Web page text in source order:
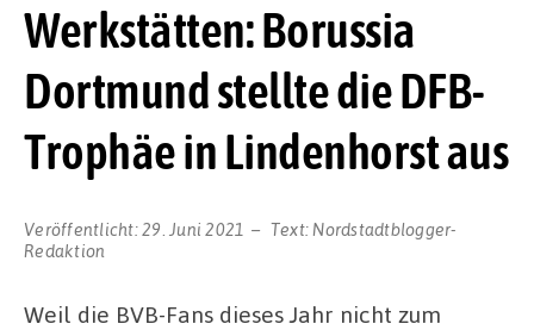
Werkstätten: Borussia
Dortmund stellte die DFB-
Trophäe in Lindenhorst aus
Veröffentlicht:29. Juni 2021 Text: Nordstadtblogger-
Redaktion
Weil die BVB-Fans dieses Jahr nicht zum